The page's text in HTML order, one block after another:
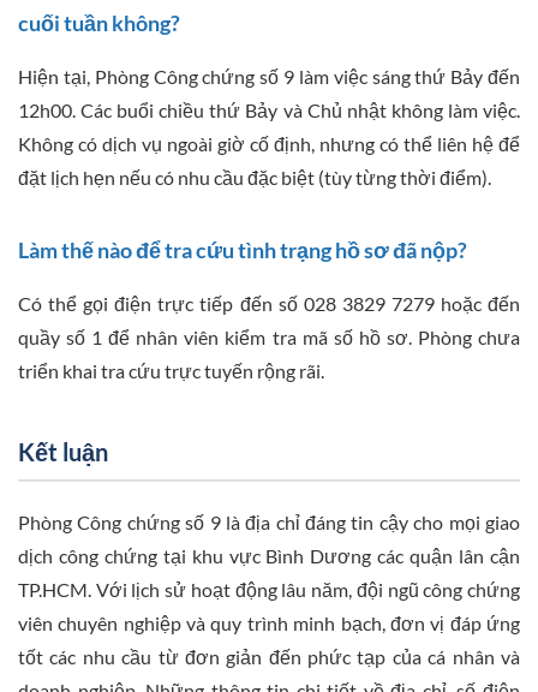
cuối tuần không?
Hiện tại, Phòng Công chứng số 9 làm việc sáng thứ Bảy đến
12h00. Các buổi chiều thứ Bảy và Chủ nhật không làm việc.
Không có dịch vụ ngoài giờ cố định, nhưng có thể liên hệ để
đặt lịch hẹn nếu có nhu cầu đặc biệt (tùy từng thời điểm).
Làm thế nào để tra cứu tình trạng hồ sơ đã nộp?
Có thể gọi điện trực tiếp đến số 028 3829 7279 hoặc đến
quầy số 1 để nhân viên kiểm tra mã số hồ sơ. Phòng chưa
triển khai tra cứu trực tuyến rộng rãi.
Kết luận
Phòng Công chứng số 9 là địa chỉ đáng tin cậy cho mọi giao
dịch công chứng tại khu vực Bình Dương các quận lân cận
TP.HCM. Với lịch sử hoạt động lâu năm, đội ngũ công chứng
viên chuyên nghiệp và quy trình minh bạch, đơn vị đáp ứng
tốt các nhu cầu từ đơn giản đến phức tạp của cá nhân và